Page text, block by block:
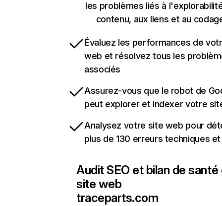
les problèmes liés à
contenu, aux liens et au
Évaluez les performances de
web et résolvez tous les
associés
Assurez-vous que le robot de
peut explorer et indexer votre
Analysez votre site web pour
plus de 130 erreurs techniques et
Audit SEO et bilan de santé
site web
traceparts.com